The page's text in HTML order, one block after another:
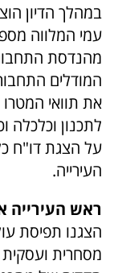
במהלך הדיון
עמי המלווה
מהנדסת
המודלים
את תוואי
לתכנון וכלכלה
על הצגת דו"ח
העירייה.
ראש העירייה
הצגנו תפיסת
מסחרית